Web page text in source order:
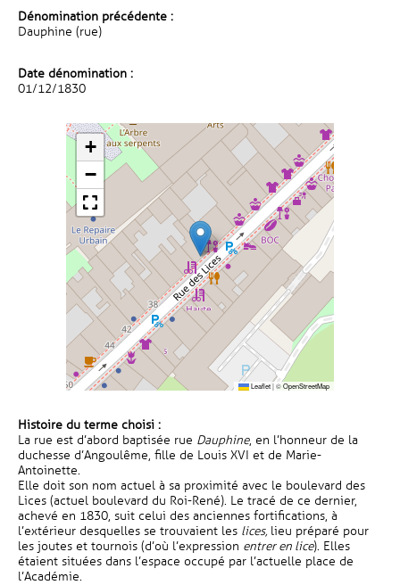
Dénomination précédente :
Dauphine (rue)
Date dénomination :
01/12/1830
+
−
Leaflet|©OpenStreetMap
Histoire du terme choisi :
La rue est d’abord baptisée rue Dauphine, en l’honneur de la
duchesse d’Angoulême, fille de Louis XVI et de Marie-
Antoinette.
Elle doit son nom actuel à sa proximité avec le boulevard des
Lices (actuel boulevard du Roi-René). Le tracé de ce dernier,
achevé en 1830, suit celui des anciennes fortifications, à
l’extérieur desquelles se trouvaient les lices, lieu préparé pour
les joutes et tournois (d’où l’expression entrer en lice). Elles
étaient situées dans l’espace occupé par l’actuelle place de
l’Académie.